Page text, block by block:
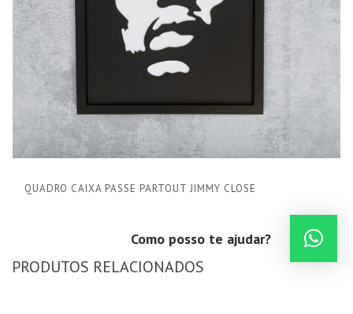
QUADRO CAIXA PASSE PARTOUT JIMMY CLOSE
PRODUTOS RELACIONADOS
Como posso te ajudar?